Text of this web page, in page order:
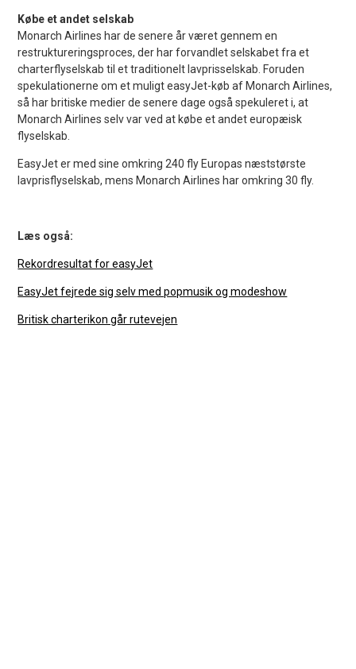
Købe et andet selskab
Monarch Airlines har de senere år været gennem en
restruktureringsproces, der har forvandlet selskabet fra et
charterflyselskab til et traditionelt lavprisselskab. Foruden
spekulationerne om et muligt easyJet-køb af Monarch Airlines,
så har britiske medier de senere dage også spekuleret i, at
Monarch Airlines selv var ved at købe et andet europæisk
flyselskab.
EasyJet er med sine omkring 240 fly Europas næststørste
lavprisflyselskab, mens Monarch Airlines har omkring 30 fly.
Læs også:
Rekordresultat for easyJet
EasyJet fejrede sig selv med popmusik og modeshow
Britisk charterikon går rutevejen